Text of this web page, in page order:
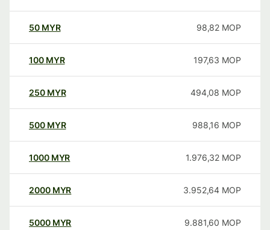
50 MYR 98,82 MOP
100 MYR 197,63 MOP
250 MYR 494,08 MOP
500 MYR 988,16 MOP
1000 MYR 1.976,32 MOP
2000 MYR 3.952,64 MOP
5000 MYR 9.881,60 MOP